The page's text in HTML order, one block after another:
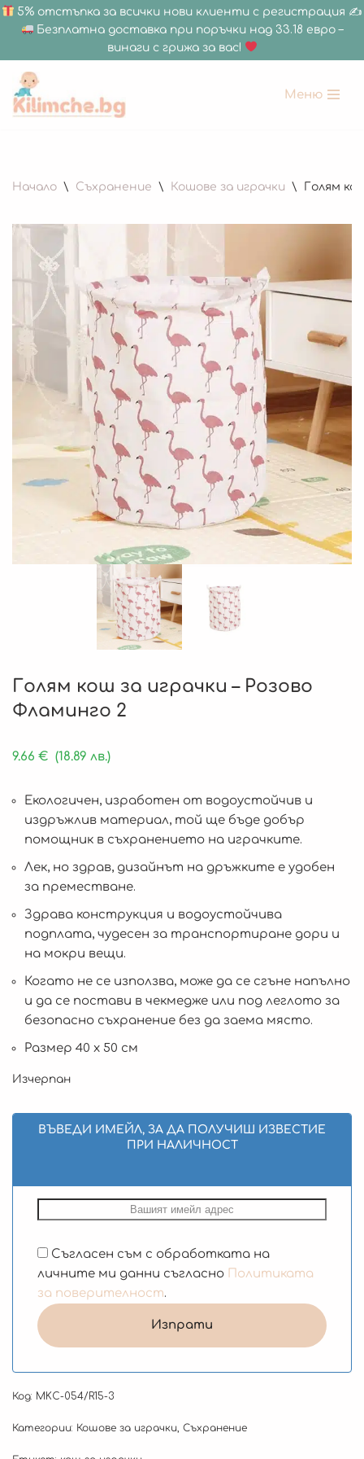
5% отстъпка за всички нови клиенти с регистрация ✍
Безплатна доставка при поръчки над 33.18 евро –
винаги с грижа за вас!
Продължете
Меню
Начало \ Съхранение \ Кошове за играчки \ Голям
Голям кош за играчки – Розово
Фламинго 2
9.66 € (18.89 лв.)
Екологичен, изработен от водоустойчив и
издръжлив материал, той ще бъде добър
помощник в съхранението на играчките.
Лек, но здрав, дизайнът на дръжките е удобен
за преместване.
Здрава конструкция и водоустойчива
подплата, чудесен за транспортиране дори и
на мокри вещи.
Когато не се използва, може да се сгъне напълно
и да се постави в чекмедже или под леглото за
безопасно съхранение без да заема място.
Размер 40 х 50 см
Изчерпан
ВЪВЕДИ ИМЕЙЛ, ЗА ДА ПОЛУЧИШ ИЗВЕСТИЕ
ПРИ НАЛИЧНОСТ
Съгласен съм с обработката на
личните ми данни съгласно Политиката
за поверителност.
Код: MKC-054/R15-3
Категории: Кошове за играчки Съхранение